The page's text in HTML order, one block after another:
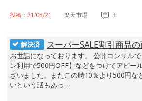
投稿：21/05/21 楽天市場 3
解決済 スーパーSALE割引商品
お世話になっております。 公開コンサル
ン利用で500円OFF】などをつけてアピー
ざいました。またこの時10％より500円な
いという話もあっ…